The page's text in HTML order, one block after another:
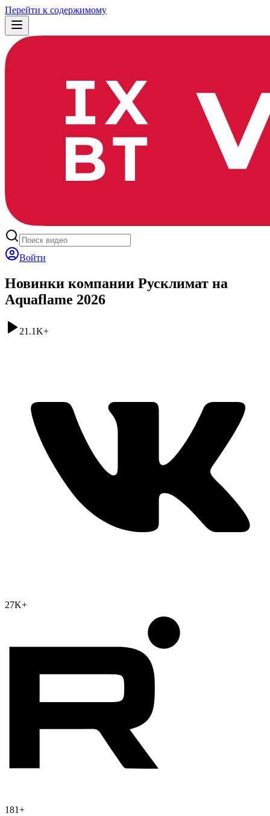
Перейти к содержимому
Войти
Новинки компании Русклимат на
Aquaflame 2026
21.1K+
27K+
181+